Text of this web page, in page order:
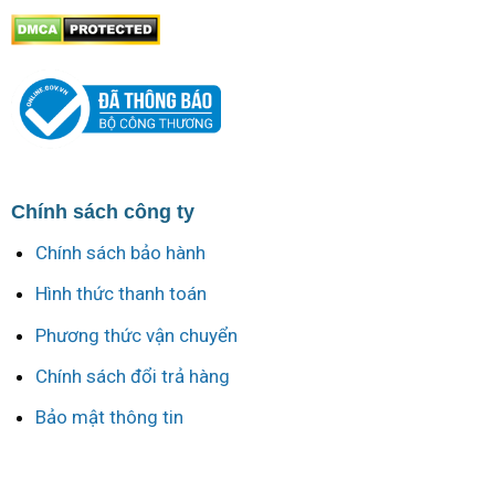
Chính sách công ty
Chính sách bảo hành
Hình thức thanh toán
Phương thức vận chuyển
Chính sách đổi trả hàng
Bảo mật thông tin